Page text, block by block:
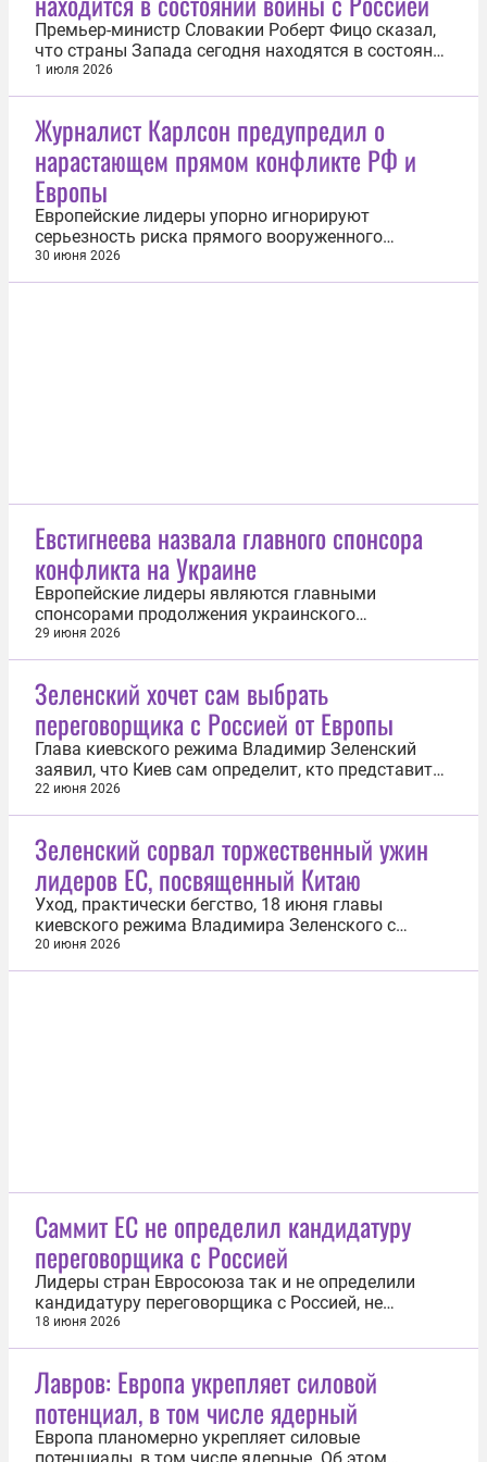
связей с Приморьем», —...
Премьер-министр Словакии Роберт Фицо сказал,
что страны Запада сегодня находятся в состоянии
войны с Россией. Его выступление опубликовано
на странице возглавляемой им партии
Facebook (запрещен в РФ, принадлежит
корпорации Meta, признанной в России...
1 июля 2026
Журналист Карлсон предупредил о
нарастающем прямом конфликте РФ и
Европы
Европейские лидеры упорно игнорируют
серьезность риска прямого вооруженного
конфликта с Россией. Об этом написал
американский журналист Такер Карлсон в
30 июня 2026
Евстигнеева назвала главного спонсора
конфликта на Украине
Европейские лидеры являются главными
спонсорами продолжения украинского
конфликта. С таким заявлением 29 июня
выступила исполняющая обязанности постпреда
многомиллиардные вливания в боевые действия
на Украине окончательно разоблачают истинное
лицо Европы. Она...
29 июня 2026
Зеленский хочет сам выбрать
переговорщика с Россией от Европы
Глава киевского режима Владимир Зеленский
заявил, что Киев сам определит, кто представит
Европу на возможных переговорах с Россией. Он
уточнил, что европейские лидеры могут
для совместных переговоров. «Украина будет
определять, кто станет переговорщиком...
22 июня 2026
Зеленский сорвал торжественный ужин
лидеров ЕС, посвященный Китаю
Уход, практически бегство, 18 июня главы
киевского режима Владимира Зеленского с
торжественного ужина лидеров стран Евросоюза
в честь Китая, вызвал разногласия и споры по
20 июня 2026
Саммит ЕС не определил кандидатуру
переговорщика с Россией
Лидеры стран Евросоюза так и не определили
кандидатуру переговорщика с Россией, не
выработали параметры возможного диалога.
Участники саммита ЕС продублировали призыв к
условий. Об этом говорится в пресс-релизе по
итогу встречи, посвященной Украине. Всего...
18 июня 2026
Лавров: Европа укрепляет силовой
потенциал, в том числе ядерный
Европа планомерно укрепляет силовые